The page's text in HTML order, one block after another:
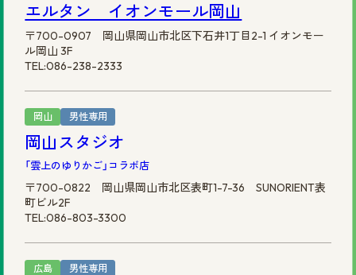
エルタン イオンモール岡山
〒700-0907 岡山県岡山市北区下石井1丁目2-1 イオンモー
ル岡山 3F
TEL:086-238-2333
岡山 男性専用
岡山スタジオ
「雲上のゆりかご」コラボ店
〒700-0822 岡山県岡山市北区表町1-7-36 SUNORIENT表
町ビル2F
TEL:086-803-3300
広島 男性専用